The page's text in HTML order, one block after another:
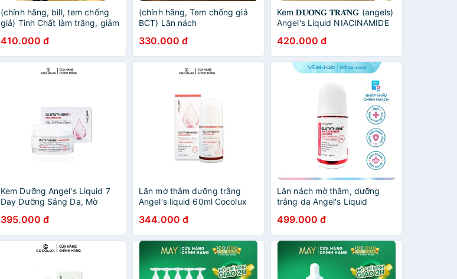
(chính hãng, bill, tem chống
giả) Tinh Chất làm trắng, giảm
410.000 đ
(chính hãng, Tem chống giả
BCT) Lăn nách
330.000 đ
Kem 𝐃𝐔̛𝐎̛̃𝐍𝐆 𝐓𝐑𝐀̆́𝐍𝐆 (angels)
Angel's Liquid NIACINAMIDE
whitening program 700v
420.000 đ
Kem Dưỡng Angel's Liquid 7
Day Dưỡng Sáng Da, Mờ
395.000 đ
Lăn mờ thâm dưỡng trắng
Angel's liquid 60ml Cocolux
344.000 đ
Lăn nách mờ thâm, dưỡng
trắng da Angel's Liquid
Arbutin Fresh Deodorant 60ml
499.000 đ